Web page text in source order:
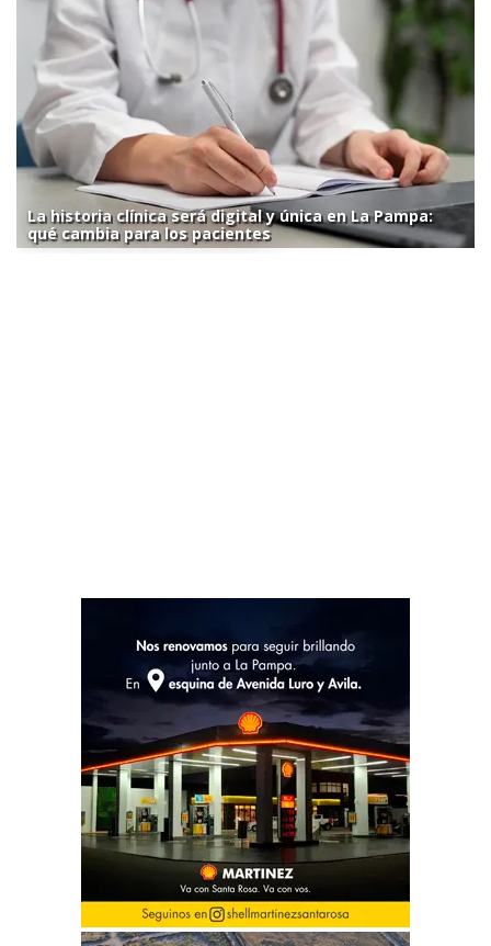
La historia clínica será digital y única en La Pampa:
qué cambia para los pacientes